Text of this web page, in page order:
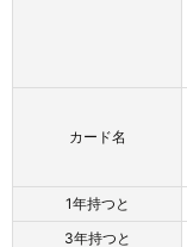
カード名
1年持つと
3年持つと